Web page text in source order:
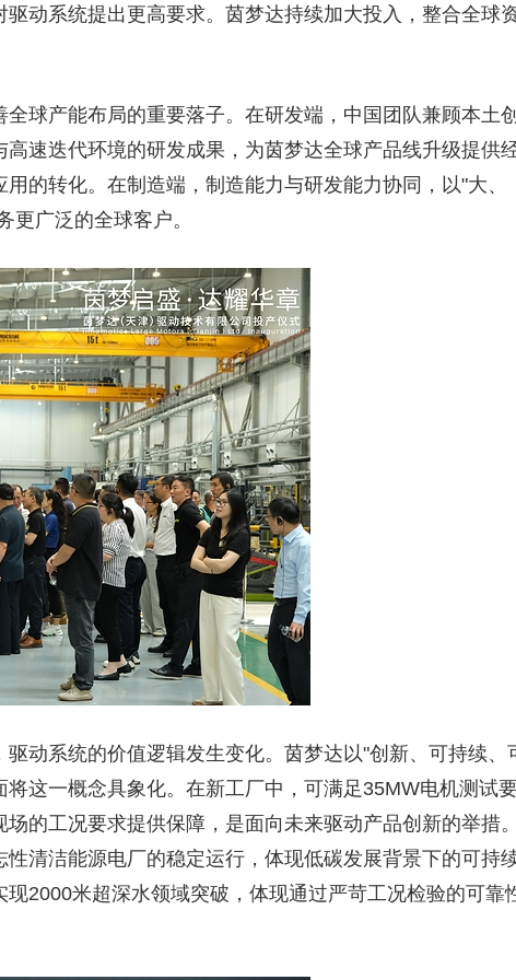
动系统提出更高要求。茵梦达持续加大投入，整合全球
球产能布局的重要落子。在研发端，中国团队兼顾本土创
速迭代环境的研发成果，为茵梦达全球产品线升级提供
的转化。在制造端，制造能力与研发能力协同，以"大、
更广泛的全球客户。
动系统的价值逻辑发生变化。茵梦达以"创新、可持续、
这一概念具象化。在新工厂中，可满足35MW电机测试
的工况要求提供保障，是面向未来驱动产品创新的举措。
清洁能源电厂的稳定运行，体现低碳发展背景下的可持
2000米超深水领域突破，体现通过严苛工况检验的可靠